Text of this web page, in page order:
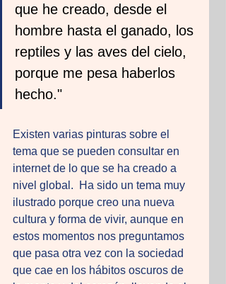
que he creado, desde el
hombre hasta el ganado, los
reptiles y las aves del cielo,
porque me pesa haberlos
hecho."
Existen varias pinturas sobre el
tema que se pueden consultar en
internet de lo que se ha creado a
nivel global.  Ha sido un tema muy
ilustrado porque creo una nueva
cultura y forma de vivir, aunque en
estos momentos nos preguntamos
que pasa otra vez con la sociedad
que cae en los hábitos oscuros de